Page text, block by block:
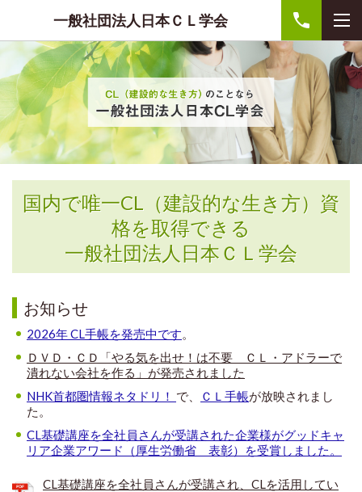
一般社団法人日本ＣＬ学会
国内で唯一CL（建設的な生き方）資
格を取得できる
一般社団法人日本ＣＬ学会
お知らせ
2026年 CL手帳を発売中です。
ＤＶＤ・ＣＤ「やる気を出せ！は不要 ＣＬ・アドラーで
潰れない会社を作る」が発売されました
NHK首都圏情報ネタドリ！ で、 ＣＬ手帳が放映されまし
た。
CL基礎講座を全社員さんが受講された企業様がグッドキャ
リア企業アワード（厚生労働省 表彰）を受賞しました。
CL基礎講座を全社員さんが受講され、CLを活用してい